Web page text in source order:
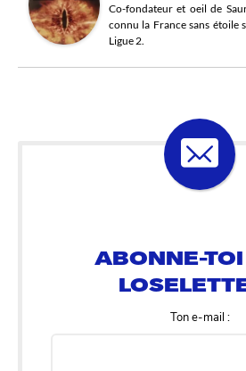
Co-fondateur et oeil de
connu la France sans étoile
Ligue 2.
Ton e-mail :